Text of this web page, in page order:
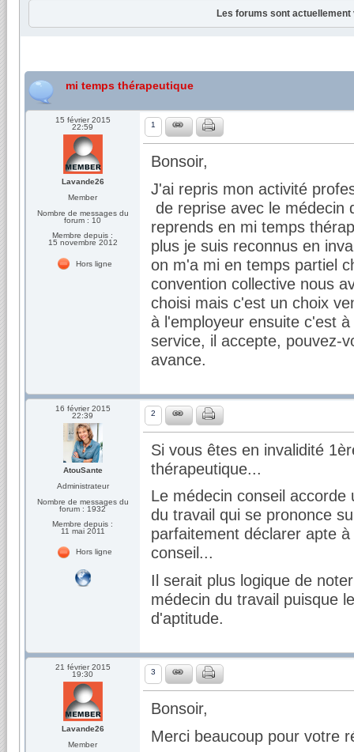
Les forums sont
mi temps thérapeutique
15 février 2015
22:59
Lavande26
Member
Nombre de messages du
forum : 10
Membre depuis :
15 novembre 2012
Hors ligne
1
Bonsoir,
J'ai repris mon activité
de reprise avec le
reprends en mi temps
plus je suis reconnus en
on m'a mi en temps partiel
convention collective nous
choisi mais c'est un choix
à l'employeur ensuite c'est
service, il accepte, pouvez-
avance.
16 février 2015
22:39
AtouSante
Administrateur
Nombre de messages du
forum : 1932
Membre depuis :
11 mai 2011
Hors ligne
2
Si vous êtes en invalidité
thérapeutique...
Le médecin conseil
du travail qui se prononce
parfaitement déclarer apte
conseil...
Il serait plus logique de
médecin du travail puisque
d'aptitude.
21 février 2015
19:30
Lavande26
Member
3
Bonsoir,
Merci beaucoup pour votre